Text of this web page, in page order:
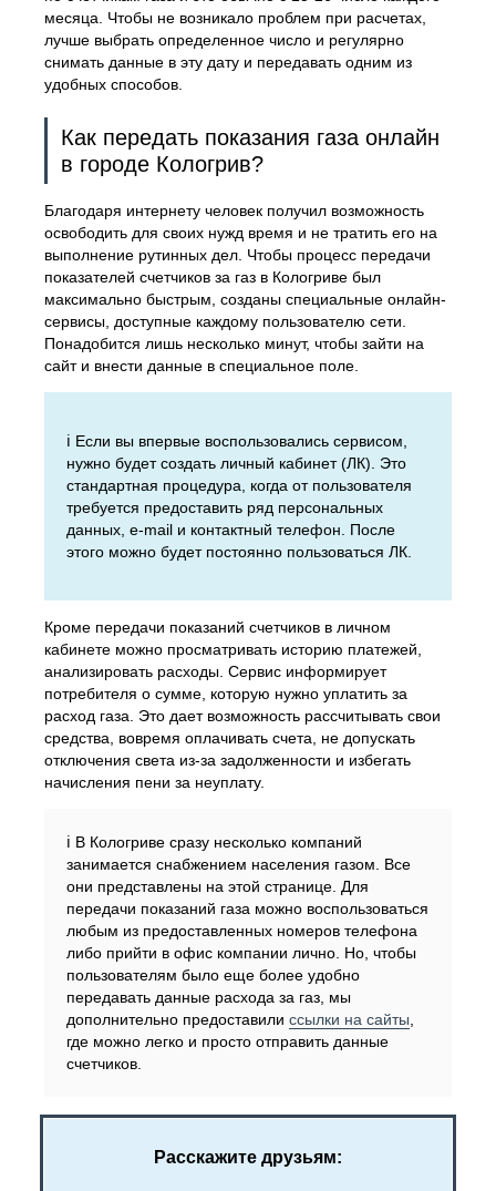
месяца. Чтобы не возникало проблем при расчетах,
лучше выбрать определенное число и регулярно
снимать данные в эту дату и передавать одним из
удобных способов.
Как передать показания газа онлайн
в городе Кологрив?
Благодаря интернету человек получил возможность
освободить для своих нужд время и не тратить его на
выполнение рутинных дел. Чтобы процесс передачи
показателей счетчиков за газ в Кологриве был
максимально быстрым, созданы специальные онлайн-
сервисы, доступные каждому пользователю сети.
Понадобится лишь несколько минут, чтобы зайти на
сайт и внести данные в специальное поле.
ℹ️ Если вы впервые воспользовались сервисом,
нужно будет создать личный кабинет (ЛК). Это
стандартная процедура, когда от пользователя
требуется предоставить ряд персональных
данных, e-mail и контактный телефон. После
этого можно будет постоянно пользоваться ЛК.
Кроме передачи показаний счетчиков в личном
кабинете можно просматривать историю платежей,
анализировать расходы. Сервис информирует
потребителя о сумме, которую нужно уплатить за
расход газа. Это дает возможность рассчитывать свои
средства, вовремя оплачивать счета, не допускать
отключения света из-за задолженности и избегать
начисления пени за неуплату.
ℹ️ В Кологриве сразу несколько компаний
занимается снабжением населения газом. Все
они представлены на этой странице. Для
передачи показаний газа можно воспользоваться
любым из предоставленных номеров телефона
либо прийти в офис компании лично. Но, чтобы
пользователям было еще более удобно
передавать данные расхода за газ, мы
дополнительно предоставили ссылки на сайты
где можно легко и просто отправить данные
счетчиков.
Расскажите друзьям: